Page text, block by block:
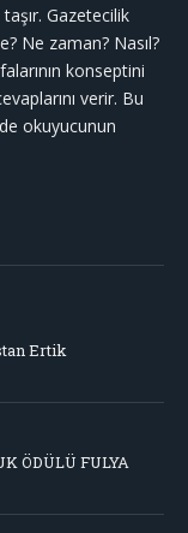
Gazetecilik
Ne zaman? Nasıl?
konseptini
verir. Bu
okuyucunun
Ertik
ÖDÜLÜ FULYA